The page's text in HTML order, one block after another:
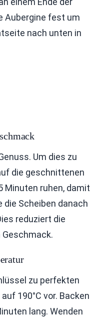
Aubergine fest um
nach unten in
Um dies zu
die geschnittenen
Minuten ruhen, damit
die Scheiben danach
reduziert die
zu perfekten
190°C vor. Backen
lang. Wenden